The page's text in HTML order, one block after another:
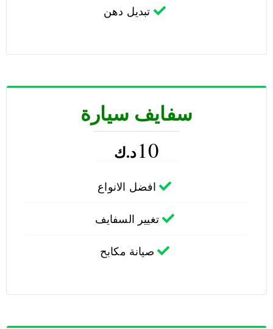
تبديل دهن
سفايف سيارة
10د.ك
افضل الانواع
تغيير السفايف
صيانة مكابح